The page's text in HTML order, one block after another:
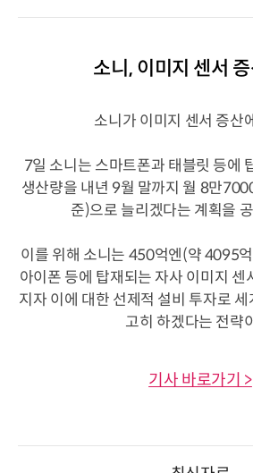
소니, 이미지 센서
소니가 이미지 센서 증산
7일 소니는 스마트폰과 태블릿 등에
생산량을 내년 9월 말까지 월 8만
준)으로 늘리겠다는 계획을
이를 위해 소니는 450억엔(약 4095
아이폰 등에 탑재되는 자사 이미지 센
지자 이에 대한 선제적 설비 투자로
고히 하겠다는 전략
기사 바로가기 >